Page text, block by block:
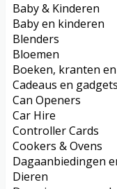
Baby & Kinderen
Baby en kinderen
Blenders
Bloemen
Boeken, kranten
Cadeaus en gadgets
Can Openers
Car Hire
Controller Cards
Cookers & Ovens
Dagaanbiedingen
Dieren